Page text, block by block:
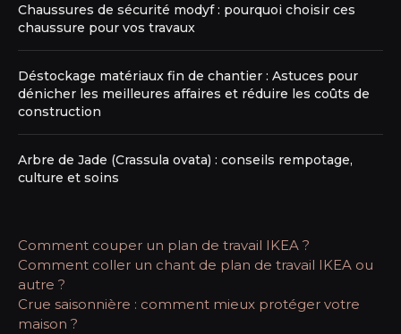
Chaussures de sécurité modyf : pourquoi choisir ces
chaussure pour vos travaux
Déstockage matériaux fin de chantier : Astuces pour
dénicher les meilleures affaires et réduire les coûts de
construction
Arbre de Jade (Crassula ovata) : conseils rempotage,
culture et soins
Comment couper un plan de travail IKEA ?
Comment coller un chant de plan de travail IKEA ou
autre ?
Crue saisonnière : comment mieux protéger votre
maison ?